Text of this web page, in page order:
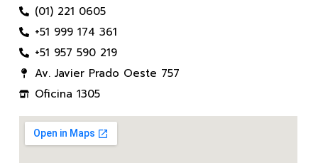
(01) 221 0605
+51 999 174 361
+51 957 590 219
Av. Javier Prado Oeste 757
Oficina 1305